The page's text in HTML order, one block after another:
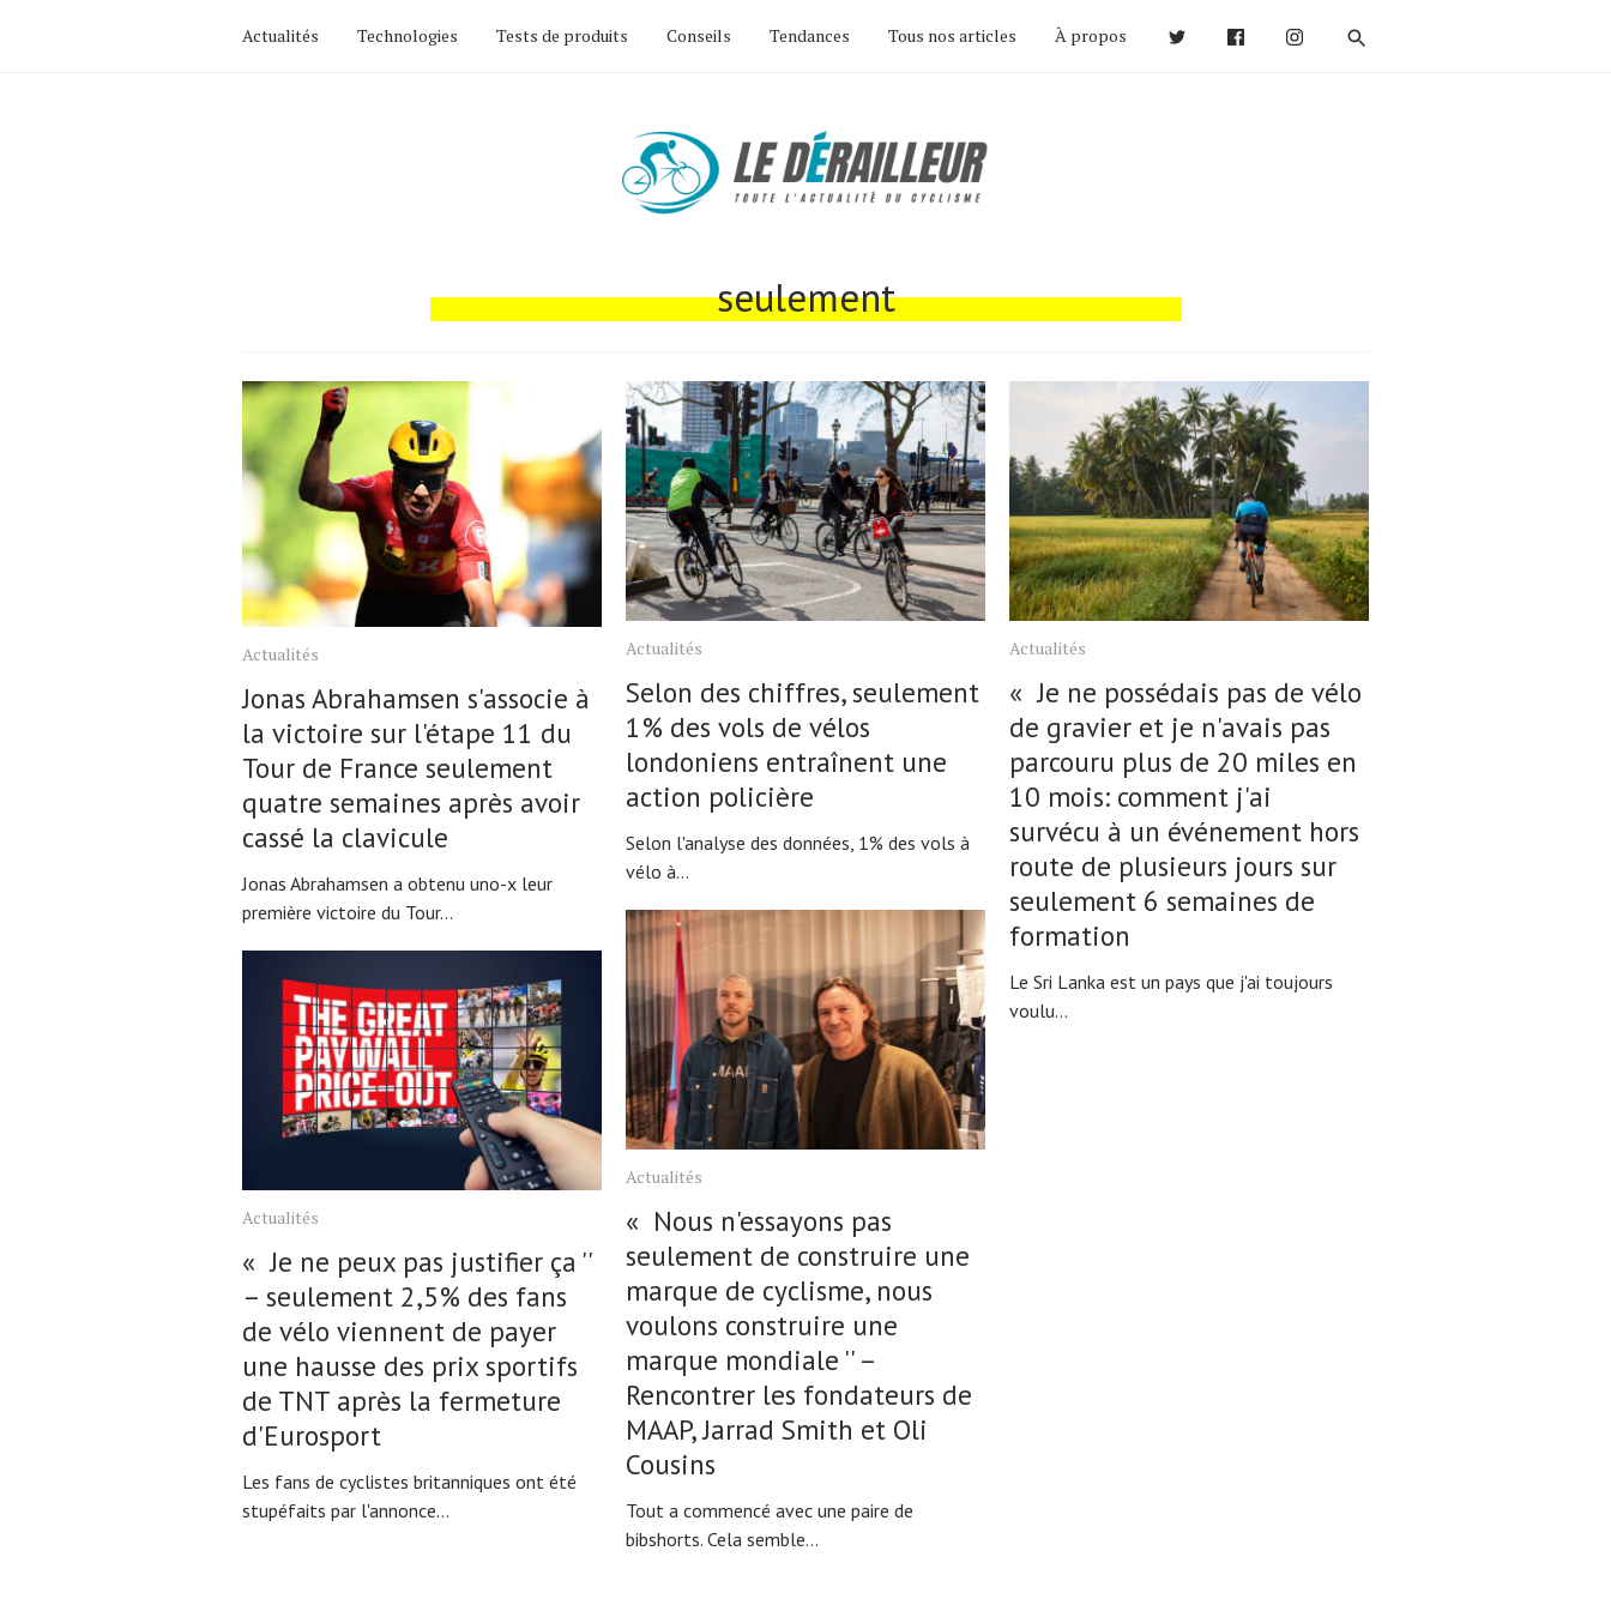
Actualités Technologies Tests de produits Conseils Tendances Tous nos articles À propos
seulement
Actualités
Jonas Abrahamsen s'associe à
la victoire sur l'étape 11 du
Tour de France seulement
quatre semaines après avoir
cassé la clavicule
Jonas Abrahamsen a obtenu uno-x leur
première victoire du Tour...
Actualités
« Je ne peux pas justifier ça ''
– seulement 2,5% des fans
de vélo viennent de payer
une hausse des prix sportifs
de TNT après la fermeture
d'Eurosport
Les fans de cyclistes britanniques ont été
stupéfaits par l'annonce...
Actualités
Selon des chiffres, seulement
1% des vols de vélos
londoniens entraînent une
action policière
Selon l'analyse des données, 1% des vols à
vélo à...
Actualités
« Nous n'essayons pas
seulement de construire une
marque de cyclisme, nous
voulons construire une
marque mondiale '' –
Rencontrer les fondateurs de
MAAP, Jarrad Smith et Oli
Cousins
Tout a commencé avec une paire de
bibshorts. Cela semble...
Actualités
« Je ne possédais pas de vélo
de gravier et je n'avais pas
parcouru plus de 20 miles en
10 mois: comment j'ai
survécu à un événement hors
route de plusieurs jours sur
seulement 6 semaines de
formation
Le Sri Lanka est un pays que j'ai toujours
voulu...